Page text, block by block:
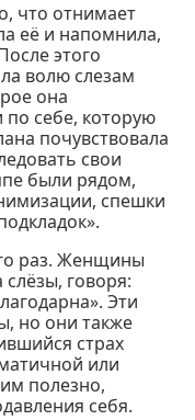
что отнимает
её и напомнила,
этого
волю слезам
она
по себе, которую
почувствовала
свои
были рядом,
спешки
раз. Женщины
говоря:
Эти
но они также
страх
или
полезно,
себя.